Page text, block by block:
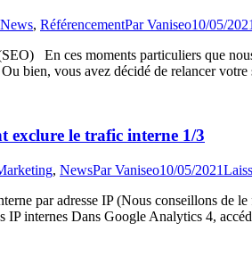
News, RéférencementParVaniseo10/05/2021
En ces moments particuliers que
bien, vous avez décidé de relancer
exclure le trafic interne 1/3
, NewsParVaniseo10/05/2021
par adresse IP (Nous conseillons de
IP internes Dans Google Analytics 4,